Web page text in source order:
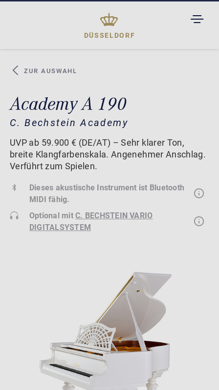
DÜSSELDORF
ZUR AUSWAHL
Academy A 190
C. Bechstein Academy
UVP ab 59.900 € (DE/AT) – Sehr klarer Ton,
breite Klangfarbenskala. Angenehmer Anschlag.
Verführt zum Spielen.
Dieses akustische Instrument ist Bluetooth
MIDI fähig.
Optional mitC. BECHSTEIN VARIO
DIGITALSYSTEM